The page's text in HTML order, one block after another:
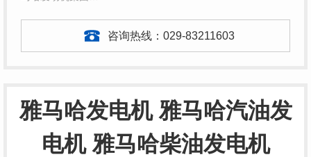
咨询热线： 029-83211603
雅马哈发电机 雅马哈汽油发
电机 雅马哈柴油发电机